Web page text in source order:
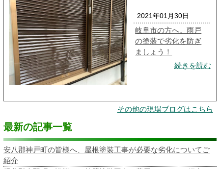
2021年01月30日
岐阜市の方へ。雨戸
の塗装で劣化を防ぎ
ましょう！
続きを読む
その他の現場ブログはこちら
最新の記事一覧
安八郡神戸町の皆様へ、屋根塗装工事が必要な劣化についてご
紹介